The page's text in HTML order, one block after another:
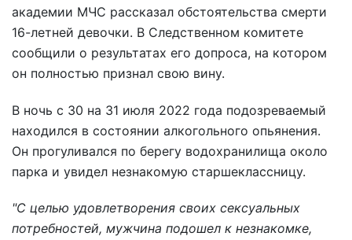
академии МЧС рассказал обстоятельства смерти
16-летней девочки. В Следственном комитете
сообщили о результатах его допроса, на котором
он полностью признал свою вину.
В ночь с 30 на 31 июля 2022 года подозреваемый
находился в состоянии алкогольного опьянения.
Он прогуливался по берегу водохранилища около
парка и увидел незнакомую старшеклассницу.
"С целью удовлетворения своих сексуальных
потребностей, мужчина подошел к незнакомке,